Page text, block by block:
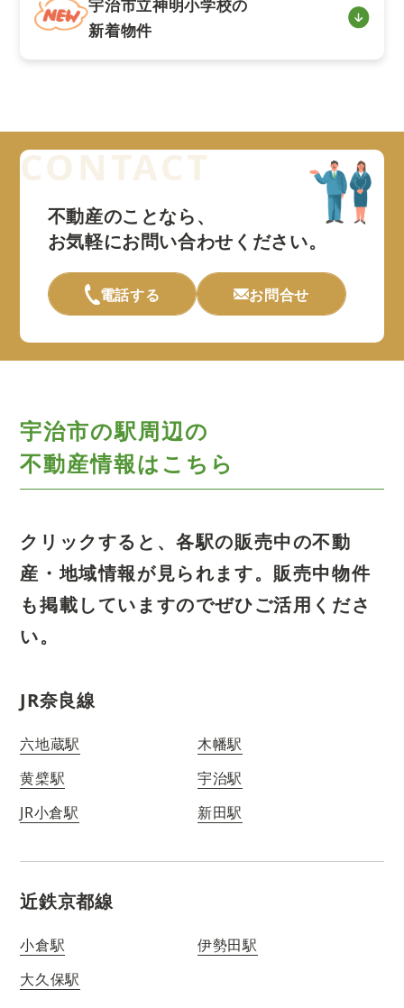
宇治市立神明小学校の
新着物件
不動産のことなら、
お気軽にお問い合わせください。
電話する お問合せ
宇治市の駅周辺の
不動産情報はこちら
クリックすると、各駅の販売中の不動
産・地域情報が見られます。 販売中物件
も掲載していますのでぜひご活用くださ
い。
JR奈良線
六地蔵駅
木幡駅
黄檗駅
宇治駅
JR小倉駅
新田駅
近鉄京都線
小倉駅
伊勢田駅
大久保駅